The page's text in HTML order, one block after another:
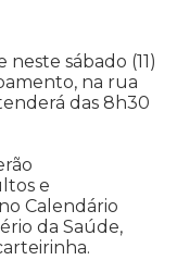
sábado (11)
na rua
das 8h30
e
Calendário
da Saúde,